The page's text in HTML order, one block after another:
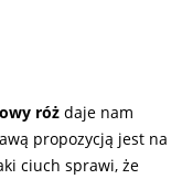
róż daje nam
propozycją jest na
ciuch sprawi, że